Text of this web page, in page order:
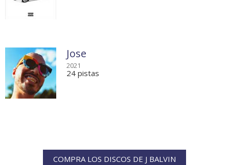
Jose
2021
24 pistas
COMPRA LOS DISCOS DE J BALVIN